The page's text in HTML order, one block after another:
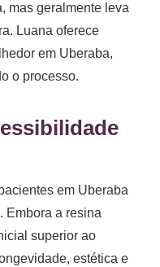
mas geralmente leva
Luana oferece
em Uberaba,
o processo.
em Uberaba
Embora a resina
superior ao
estética e